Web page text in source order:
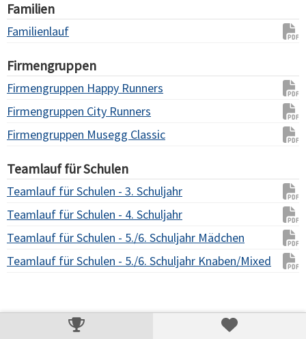
Familien
Familienlauf
Firmengruppen
Firmengruppen Happy Runners
Firmengruppen City Runners
Firmengruppen Musegg Classic
Teamlauf für Schulen
Teamlauf für Schulen - 3. Schuljahr
Teamlauf für Schulen - 4. Schuljahr
Teamlauf für Schulen - 5./6. Schuljahr Mädchen
Teamlauf für Schulen - 5./6. Schuljahr Knaben/Mixed